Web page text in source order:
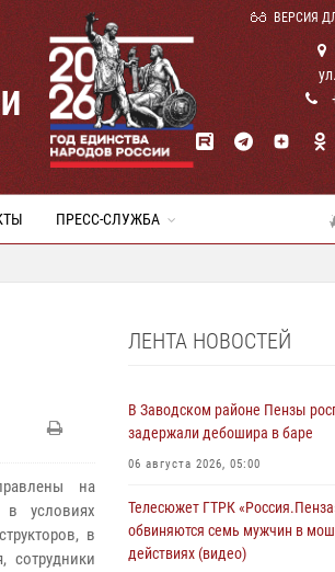
ВЕРСИЯ
ПРЕСС-СЛУЖБА
на
в условиях
в
сотрудники
ЛЕНТА НОВОСТЕЙ
В Заводском районе Пензы
задержали дебошира в баре
06 августа 2026, 05:00
Телесюжет ГТРК
обвиняются семь мужчин в
действиях (видео)